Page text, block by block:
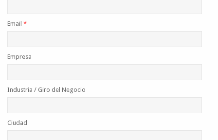
Email *
Empresa
Industria / Giro del Negocio
Ciudad